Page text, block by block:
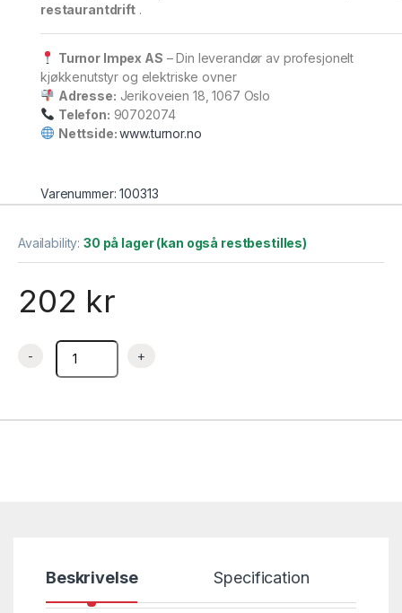
restaurantdrift.
Turnor Impex AS – Din leverandør av profesjonelt
kjøkkenutstyr og elektriske ovner
Adresse: Jerikoveien 18, 1067 Oslo
Telefon: 90702074
Nettside:www.turnor.no
Varenummer: 100313
Availability:30 på lager (kan også restbestilles)
202 kr
Grillspyd kebab hengende rustfritt med krok 400 mm –
Beskrivelse Specification